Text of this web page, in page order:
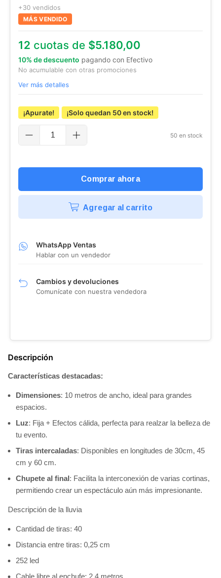
+30 vendidos
MÁS VENDIDO
12 cuotas de $5.180,00
10% de descuento pagando con Efectivo
No acumulable con otras promociones
Ver más detalles
¡Apurate! ¡Solo quedan 50en stock!
50 en stock
Agregar al carrito
WhatsApp Ventas
Hablar con un vendedor
Cambios y devoluciones
Comunícate con nuestra vendedora
Descripción
Características destacadas:
Dimensiones: 10 metros de ancho, ideal para grandes
espacios.
Luz: Fija + Efectos cálida, perfecta para realzar la belleza de
tu evento.
Tiras intercaladas: Disponibles en longitudes de 30cm, 45
cm y 60 cm.
Chupete al final: Facilita la interconexión de varias cortinas,
permitiendo crear un espectáculo aún más impresionante.
Descripción de la lluvia
Cantidad de tiras: 40
Distancia entre tiras: 0,25 cm
252 led
Cable libre al enchufe: 2.4 metros